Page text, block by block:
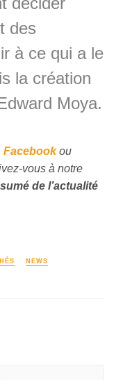
des
à ce qui a le
la création
Moya.
Facebookou
vous à notre
de l’actualité
NEWS